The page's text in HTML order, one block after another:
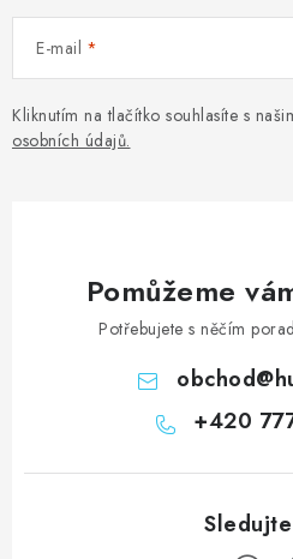
E-mail
Kliknutím na tlačítko souhlasíte s
osobních údajů.
Pomůžeme
Potřebujete s něčím
obchod@
+420